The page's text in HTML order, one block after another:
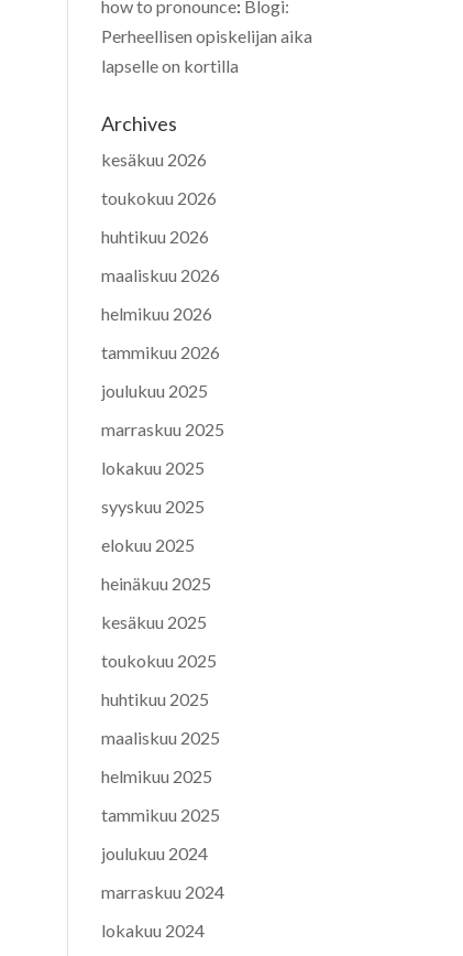
how to pronounce: Blogi:
Perheellisen opiskelijan aika
lapselle on kortilla
Archives
kesäkuu 2026
toukokuu 2026
huhtikuu 2026
maaliskuu 2026
helmikuu 2026
tammikuu 2026
joulukuu 2025
marraskuu 2025
lokakuu 2025
syyskuu 2025
elokuu 2025
heinäkuu 2025
kesäkuu 2025
toukokuu 2025
huhtikuu 2025
maaliskuu 2025
helmikuu 2025
tammikuu 2025
joulukuu 2024
marraskuu 2024
lokakuu 2024